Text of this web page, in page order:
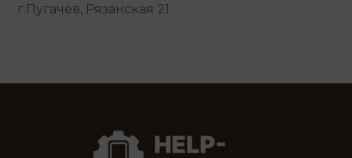
г.Пугачёв, Рязанская 21